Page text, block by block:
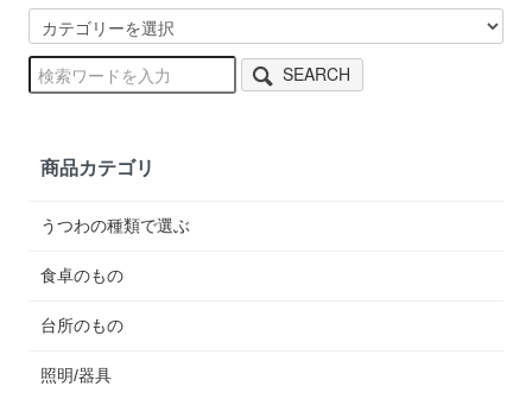
SEARCH
商品カテゴリ
うつわの種類で選ぶ
食卓のもの
台所のもの
照明/器具